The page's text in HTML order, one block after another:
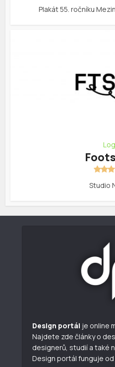
Plakát 55. ročníku
Studio
Design portál je online
Najdete zde články o
designerů, studií a také
Design portál funguje od